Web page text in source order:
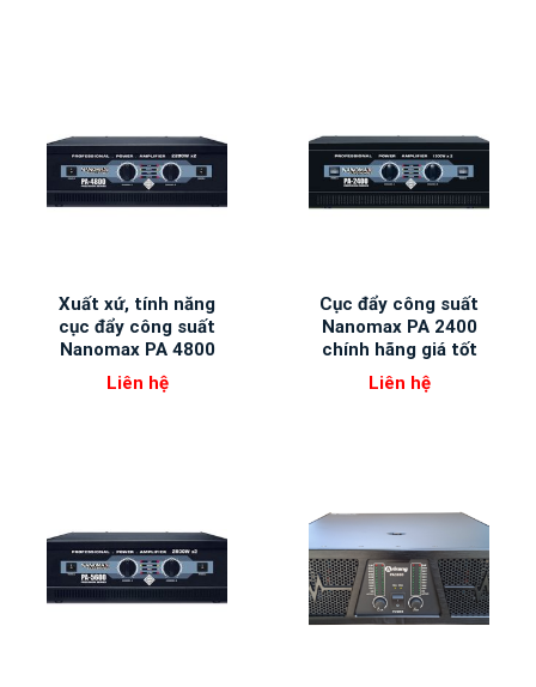
Xuất xứ, tính năng
cục đẩy công suất
Nanomax PA 4800
Liên hệ
Cục đẩy công suất
Nanomax PA 2400
chính hãng giá tốt
Liên hệ